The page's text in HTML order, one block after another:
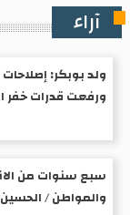
آراء
ولد بوبكر:
ورفعت قدرات خفر
سبع سنوات من
والمواطن / الحسين